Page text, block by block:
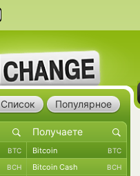
Список Популярное
BTC Bitcoin BTC
BCH Bitcoin Cash BCH